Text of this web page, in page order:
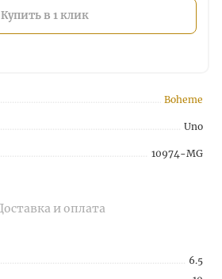
Купить в 1 клик
Boheme
Uno
10974-MG
и оплата
6.5